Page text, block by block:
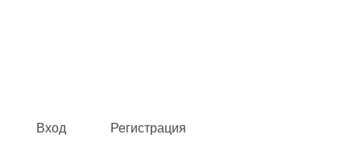
Вход Регистрация